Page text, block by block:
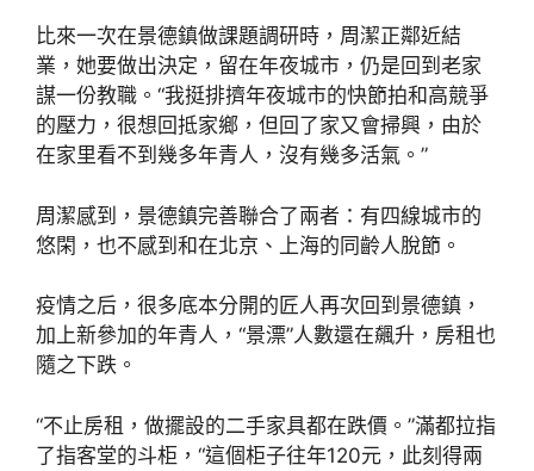
比來一次在景德鎮做課題調研時，周潔正鄰近結
業，她要做出決定，留在年夜城市，仍是回到老家
謀一份教職。“我挺排擠年夜城市的快節拍和高競爭
的壓力，很想回抵家鄉，但回了家又會掃興，由於
在家里看不到幾多年青人，沒有幾多活氣。”
周潔感到，景德鎮完善聯合了兩者：有四線城市的
悠閑，也不感到和在北京、上海的同齡人脫節。
疫情之后，很多底本分開的匠人再次回到景德鎮，
加上新參加的年青人，“景漂”人數還在飆升，房租也
隨之下跌。
“不止房租，做擺設的二手家具都在跌價。”滿都拉指
了指客堂的斗柜，“這個柜子往年120元，此刻得兩